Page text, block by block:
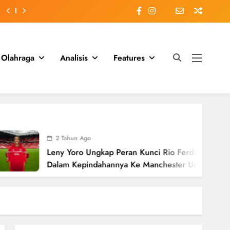
Olahraga Analisis Features
2 Tahun Ago
Yoro Ungkap Peran Kunci Rio Ferdinand
Kepindahannya Ke Manchester United
£58 Juta